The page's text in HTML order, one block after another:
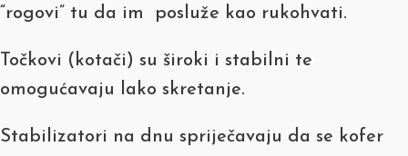
“rogovi” tu da im posluže kao rukohvati.
Točkovi (kotači) su široki i stabilni te
omogućavaju lako skretanje.
Stabilizatori na dnu spriječavaju da se kofer